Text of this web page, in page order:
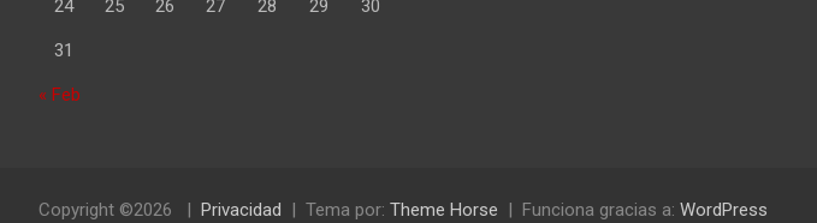
24 25 26 27 28 29 30
31
« Feb
Copyright ©2026 Privacidad Tema por: Theme Horse Funciona gracias a: WordPress